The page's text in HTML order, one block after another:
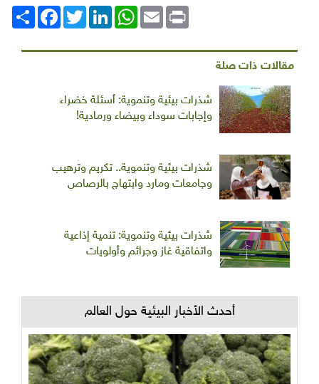
انشر
FacebookTwitterLinkedIn
WhatsAppEmail Print
مقالات ذات صلة
شذرات بيئية وتنموية: أسئلة خضراء
وإجابات سوداء وبيضاء ورمادية!
شذرات بيئية وتنموية.. تكريم وترهيب
وجامعات ومارد وابتهاج بالرصاص
شذرات بيئية وتنموية: تنمية إذاعية
واتفاقية غاز وجرائم وأولويات
أحدث الأخبار البيئية حول العالم